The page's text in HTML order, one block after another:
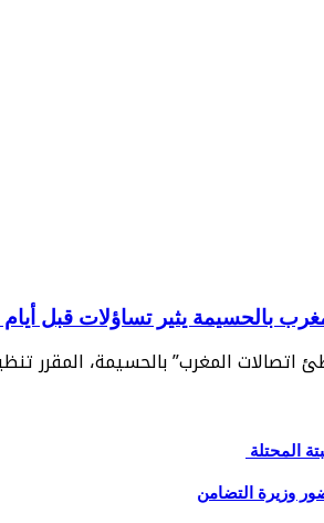
يثير تساؤلات قبل أيام
اتصالات المغرب” بالحسيمة، المقرر
المحتلة
وزيرة التضامن